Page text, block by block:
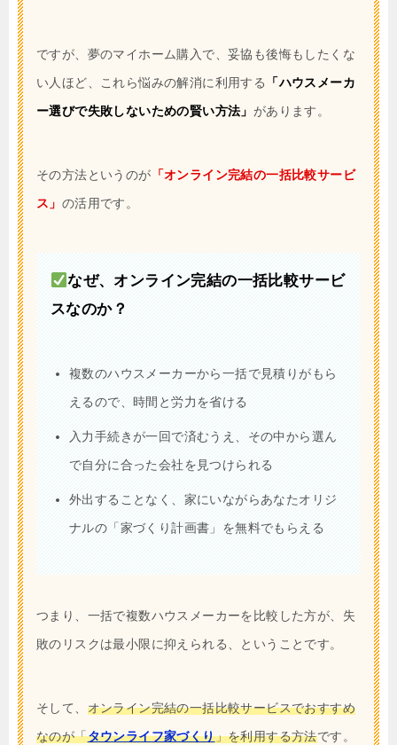
ですが、夢のマイホーム購入で、妥協も後悔もしたくな
い人ほど、これら悩みの解消に利用する
「ハウスメーカ
ー選びで失敗しないための賢い方法」 があります。
その方法というのが 「オンライン完結の一括比較サービ
ス」 の活用です。
なぜ、オンライン完結の一括比較サービ
スなのか？
複数のハウスメーカーから一括で見積りがもら
えるので、時間と労力を省ける
入力手続きが一回で済むうえ、その中から選ん
で自分に合った会社を見つけられる
外出することなく、家にいながらあなたオリジ
ナルの「家づくり計画書」を無料でもらえる
つまり、一括で複数ハウスメーカーを比較した方が、失
敗のリスクは最小限に抑えられる、ということです。
そして、 オンライン完結の一括比較サービスでおすすめ
なのが「タウンライフ家づくり」を利用する方法です。